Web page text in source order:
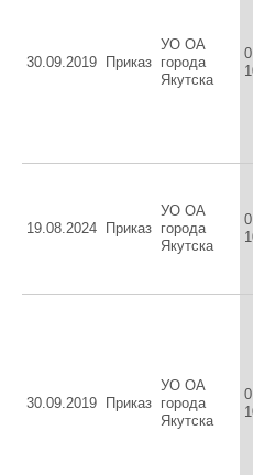
30.09.2019 Приказ
УО ОА
города
Якутска
19.08.2024 Приказ
УО ОА
города
Якутска
30.09.2019 Приказ
УО ОА
города
Якутска